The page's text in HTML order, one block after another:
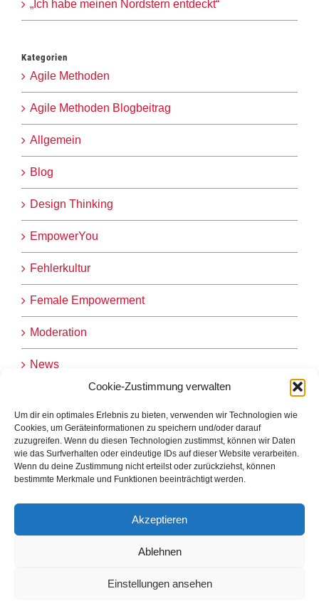
Cookie-Zustimmung verwalten
Um dir ein optimales Erlebnis zu bieten, verwenden wir Technologien wie
Cookies, um Geräteinformationen zu speichern und/oder darauf
zuzugreifen. Wenn du diesen Technologien zustimmst, können wir Daten
wie das Surfverhalten oder eindeutige IDs auf dieser Website verarbeiten.
Wenn du deine Zustimmung nicht erteilst oder zurückziehst, können
bestimmte Merkmale und Funktionen beeinträchtigt werden.
Akzeptieren
Ablehnen
Einstellungen ansehen
„Ich habe meinen Nordstern entdeckt“
Kategorien
Agile Methoden
Agile Methoden Blogbeitrag
Allgemein
Blog
Design Thinking
EmpowerYou
Fehlerkultur
Female Empowerment
Moderation
News
Nordstern-Workshop
Starttermine EmpowerYou